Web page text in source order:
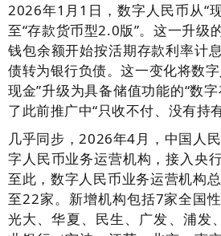
2026年1月1日，数字人民币从“
至“存款货币型2.0版”。这一升级
钱包余额开始按活期存款利率计
债转为银行负债。这一变化将数
现金”升级为具备储值功能的“数
了此前推广中“只收不付、没有持
几乎同步，2026年4月，中国人
字人民币业务运营机构，接入央
至此，数字人民币业务运营机构
至22家。新增机构包括7家全国
光大、华夏、民生、广发、浦发